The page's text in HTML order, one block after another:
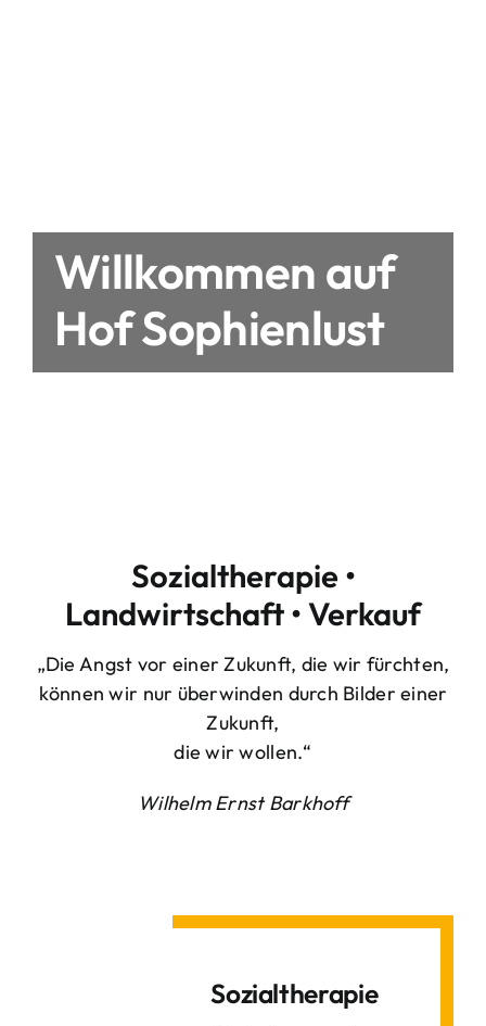
Willkommen auf
Hof Sophienlust
Sozialtherapie •
Landwirtschaft • Verkauf
„Die Angst vor einer Zukunft, die wir fürchten,
können wir nur überwinden durch Bilder einer
Zukunft,
die wir wollen.“
Wilhelm Ernst Barkhoff
Sozialtherapie